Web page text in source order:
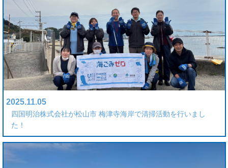
2025.11.05
四国明治株式会社が松山市 梅津寺海岸で清掃活動を行いまし
た！